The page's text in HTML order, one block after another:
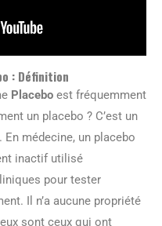
: Définition
Placebo est fréquemment
un placebo ? C’est un
médecine, un placebo
inactif utilisé
pour tester
Il n’a aucune propriété
sont ceux qui ont